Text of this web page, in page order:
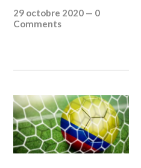
29 octobre 2020 — 0
Comments